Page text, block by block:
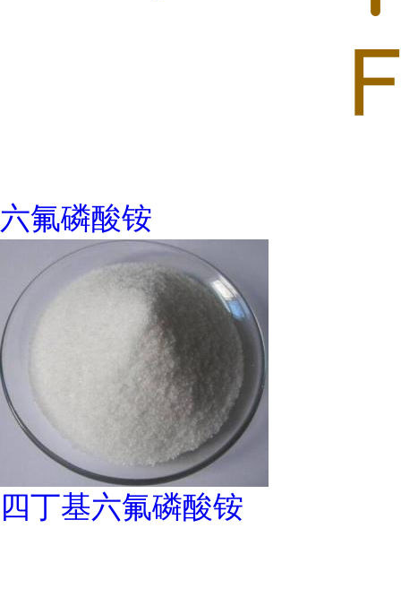
六氟磷酸铵
四丁基六氟磷酸铵